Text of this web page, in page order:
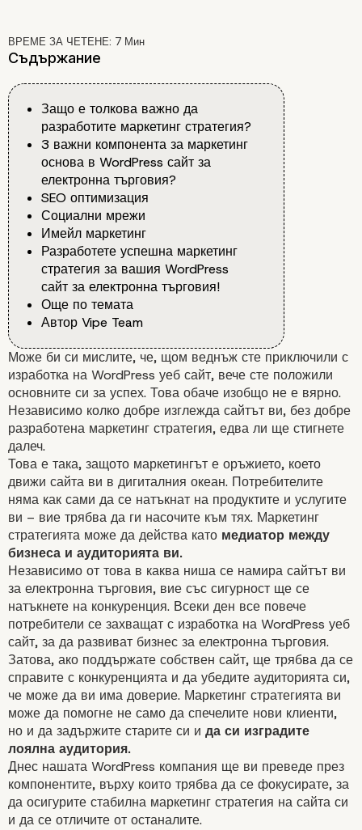
ВРЕМЕ ЗА ЧЕТЕНЕ: 7 Мин
Съдържание
Защо е толкова важно да
разработите маркетинг стратегия?
3 важни компонента за маркетинг
основа в WordPress сайт за
електронна търговия?
SEO оптимизация
Социални мрежи
Имейл маркетинг
Разработете успешна маркетинг
стратегия за вашия WordPress
сайт за електронна търговия!
Още по темата
Автор Vipe Team
Може би си мислите, че, щом веднъж сте приключили с
изработка на WordPress уеб сайт, вече сте положили
основните си за успех. Това обаче изобщо не е вярно.
Независимо колко добре изглежда сайтът ви, без добре
разработена маркетинг стратегия, едва ли ще стигнете
далеч.
Това е така, защото маркетингът е оръжието, което
движи сайта ви в дигиталния океан. Потребителите
няма как сами да се натъкнат на продуктите и услугите
ви – вие трябва да ги насочите към тях. Маркетинг
стратегията може да действа като медиатор между
бизнеса и аудиторията ви.
Независимо от това в каква ниша се намира сайтът ви
за електронна търговия, вие със сигурност ще се
натъкнете на конкуренция. Всеки ден все повече
потребители се захващат с изработка на WordPress уеб
сайт, за да развиват бизнес за електронна търговия.
Затова, ако поддържате собствен сайт, ще трябва да се
справите с конкуренцията и да убедите аудиторията си,
че може да ви има доверие. Маркетинг стратегията ви
може да помогне не само да спечелите нови клиенти,
но и да задържите старите си и да си изградите
лоялна аудитория.
Днес нашата WordPress компания ще ви преведе през
компонентите, върху които трябва да се фокусирате, за
да осигурите стабилна маркетинг стратегия на сайта си
и да се отличите от останалите.